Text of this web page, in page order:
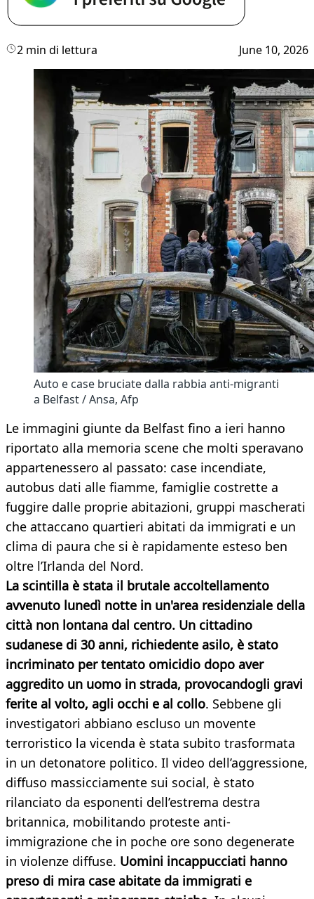
2 min di lettura June 10, 2026
Auto e case bruciate dalla rabbia anti-migranti
a Belfast / Ansa, Afp
Le immagini giunte da Belfast fino a ieri hanno
riportato alla memoria scene che molti speravano
appartenessero al passato: case incendiate,
autobus dati alle fiamme, famiglie costrette a
fuggire dalle proprie abitazioni, gruppi mascherati
che attaccano quartieri abitati da immigrati e un
clima di paura che si è rapidamente esteso ben
oltre l’Irlanda del Nord.
La scintilla è stata il brutale accoltellamento
avvenuto lunedì notte in un'area residenziale della
città non lontana dal centro. Un cittadino
sudanese di 30 anni, richiedente asilo, è stato
incriminato per tentato omicidio dopo aver
aggredito un uomo in strada, provocandogli gravi
ferite al volto, agli occhi e al collo. Sebbene gli
investigatori abbiano escluso un movente
terroristico la vicenda è stata subito trasformata
in un detonatore politico. Il video dell’aggressione,
diffuso massicciamente sui social, è stato
rilanciato da esponenti dell’estrema destra
britannica, mobilitando proteste anti-
immigrazione che in poche ore sono degenerate
in violenze diffuse. Uomini incappucciati hanno
preso di mira case abitate da immigrati e